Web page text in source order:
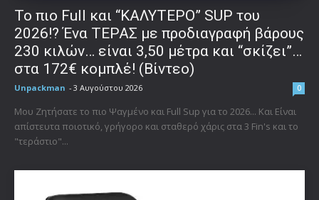
To πιο Full και “ΚΑΛΥΤΕΡΟ” SUP του
2026!? Ένα ΤΕΡΑΣ με προδιαγραφή βάρους
230 κιλών… είναι 3,50 μέτρα και “σκίζει”…
στα 172€ κομπλέ! (Βίντεο)
Unpackman - 3 Αυγούστου 2026 0
Μου Ζητήσατε το πιο Ψαγμένο και Full Sup για το 2026... Και Είναι
απίστευτα ποιοτικό, γρήγορο και σταθερό χάρις στα 3 Fin's και το
"τεράστιο"...